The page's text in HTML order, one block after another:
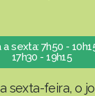
sexta: 7h50 -
17h30 - 19h15
sexta-feira, o